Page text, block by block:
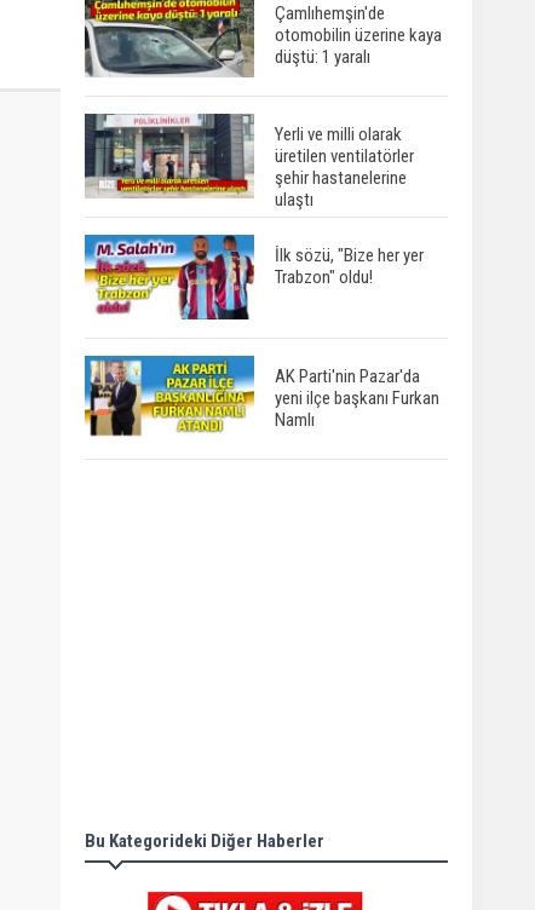
Çamlıhemşin'de
otomobilin üzerine kaya
düştü: 1 yaralı
Yerli ve milli olarak
üretilen ventilatörler
şehir hastanelerine
ulaştı
İlk sözü, "Bize her yer
Trabzon" oldu!
AK Parti'nin Pazar'da
yeni ilçe başkanı Furkan
Namlı
Bu Kategorideki Diğer Haberler